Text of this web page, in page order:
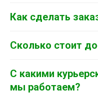
Как сделать
Сколько стоит
С какими
мы работаем?